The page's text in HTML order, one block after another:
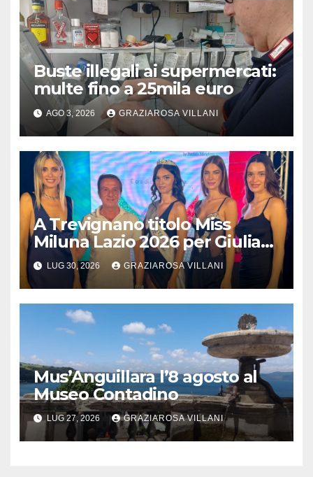
Buste illegali ai supermercati:
multe fino a 25mila euro
AGO 3, 2026 GRAZIAROSA VILLANI
A Trevignano titolo Miss
Miluna Lazio 2026 per Giulia
Colace 24enne di Centocelle
LUG 30, 2026 GRAZIAROSA VILLANI
Mus’Anguillara l’8 agosto al
Museo Contadino
LUG 27, 2026 GRAZIAROSA VILLANI